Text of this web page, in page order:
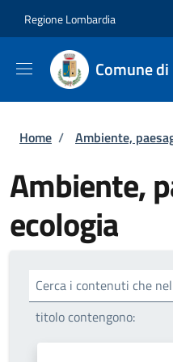
Regione Lombardia
Comune
Briciole di
Home / Ambiente,
Ambiente,
ecologia
Cerca i contenuti che nel
titolo contengono: